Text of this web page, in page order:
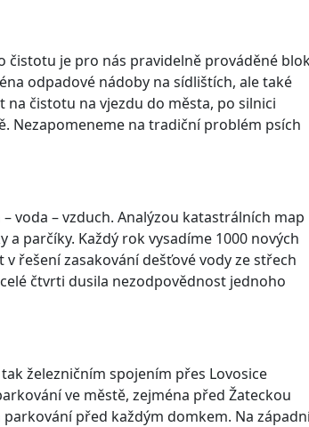
čistotu je pro nás pravidelně prováděné
odpadové nádoby na sídlištích, ale také
čistotu na vjezdu do města, po silnici
Nezapomeneme na tradiční problém psích
voda – vzduch. Analýzou katastrálních map
parčíky. Každý rok vysadíme 1000 nových
řešení zasakování dešťové vody ze střech
čtvrti dusila nezodpovědnost jednoho
železničním spojením přes Lovosice
ve městě, zejména před Žateckou
před každým domkem. Na